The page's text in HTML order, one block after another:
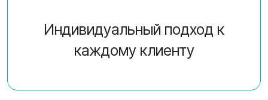
Индивидуальный подход к
каждому клиенту